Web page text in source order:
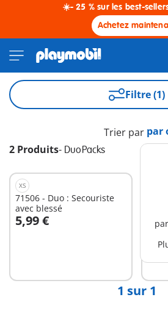
☀️- 25 % sur les best-
Achetez
Filtre (1)
2 Produits- DuoPacks
Trier par
XS
71506 - Duo : Secouriste
avec blessé
5,99 €
Au panier
1 sur 1